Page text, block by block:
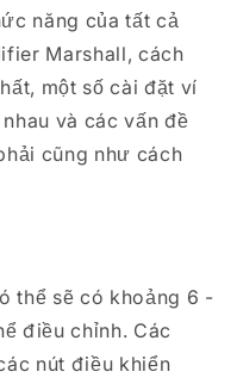
năng của tất cả
Marshall, cách
một số cài đặt ví
và các vấn đề
cũng như cách
thể sẽ có khoảng 6 -
điều chỉnh. Các
nút điều khiển